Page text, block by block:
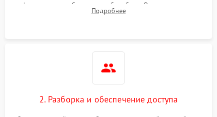
фильтра, теплообменника и барабана. Опрос клиента о
неисправностях (не сушит, не крутит барабан, сильно шумит
Подробнее
2. Разборка и обеспечение доступа